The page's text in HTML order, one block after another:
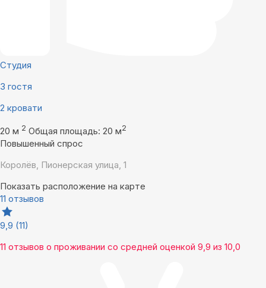
Студия
3 гостя
2 кровати
20 м 2 Общая площадь: 20 м2
Повышенный спрос
Королёв, Пионерская улица, 1
Показать расположение на карте
11 отзывов
9,9 (11)
11 отзывов о проживании со средней оценкой 9,9 из 10,0